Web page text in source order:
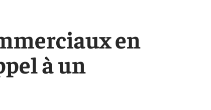
en
à un